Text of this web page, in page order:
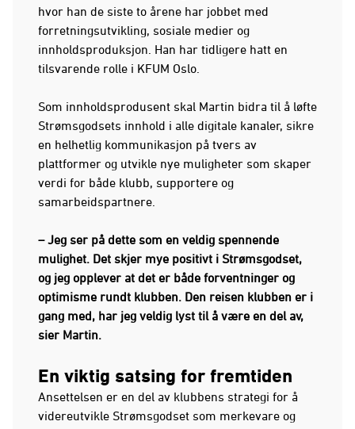
hvor han de siste to årene har jobbet med
forretningsutvikling, sosiale medier og
innholdsproduksjon. Han har tidligere hatt en
tilsvarende rolle i KFUM Oslo.
Som innholdsprodusent skal Martin bidra til å løfte
Strømsgodsets innhold i alle digitale kanaler, sikre
en helhetlig kommunikasjon på tvers av
plattformer og utvikle nye muligheter som skaper
verdi for både klubb, supportere og
samarbeidspartnere.
– Jeg ser på dette som en veldig spennende
mulighet. Det skjer mye positivt i Strømsgodset,
og jeg opplever at det er både forventninger og
optimisme rundt klubben. Den reisen klubben er i
gang med, har jeg veldig lyst til å være en del av,
sier Martin.
En viktig satsing for fremtiden
Ansettelsen er en del av klubbens strategi for å
videreutvikle Strømsgodset som merkevare og